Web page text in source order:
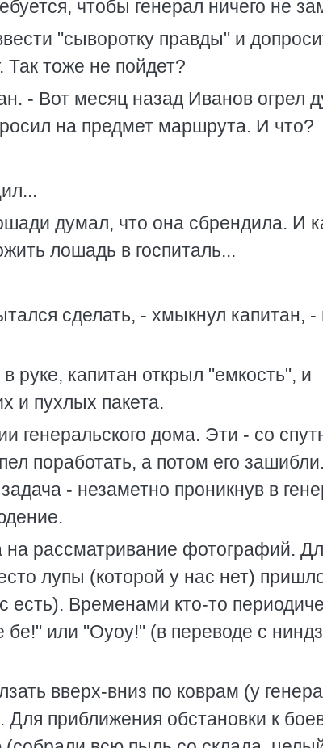
чтобы генерал ничего не
"сыворотку правды" и
Так тоже не пойдет?
- Вот месяц назад Иванов огрел
на предмет маршрута. И что?
думал, что она сбрендила. И
лошадь в госпиталь...
сделать, - хмыкнул капитан, -
руке, капитан открыл "емкость", и
и пухлых пакета.
дома. Эти - со
поработать, а потом его зашибли.
- незаметно проникнув в
рассматривание фотографий.
лупы (которой у нас нет)
есть). Временами кто-то
или "Оуоу!" (в переводе с
вверх-вниз по коврам (у
приближения обстановки к